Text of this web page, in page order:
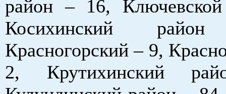
район – 16,
Косихинский
Красногорский – 9,
2, Крутихинский